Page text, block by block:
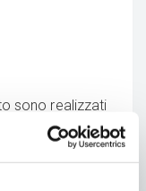
sono realizzati
Bayer